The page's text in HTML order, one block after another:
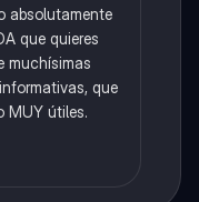
absolutamente
que quieres
muchísimas
que
MUY útiles.